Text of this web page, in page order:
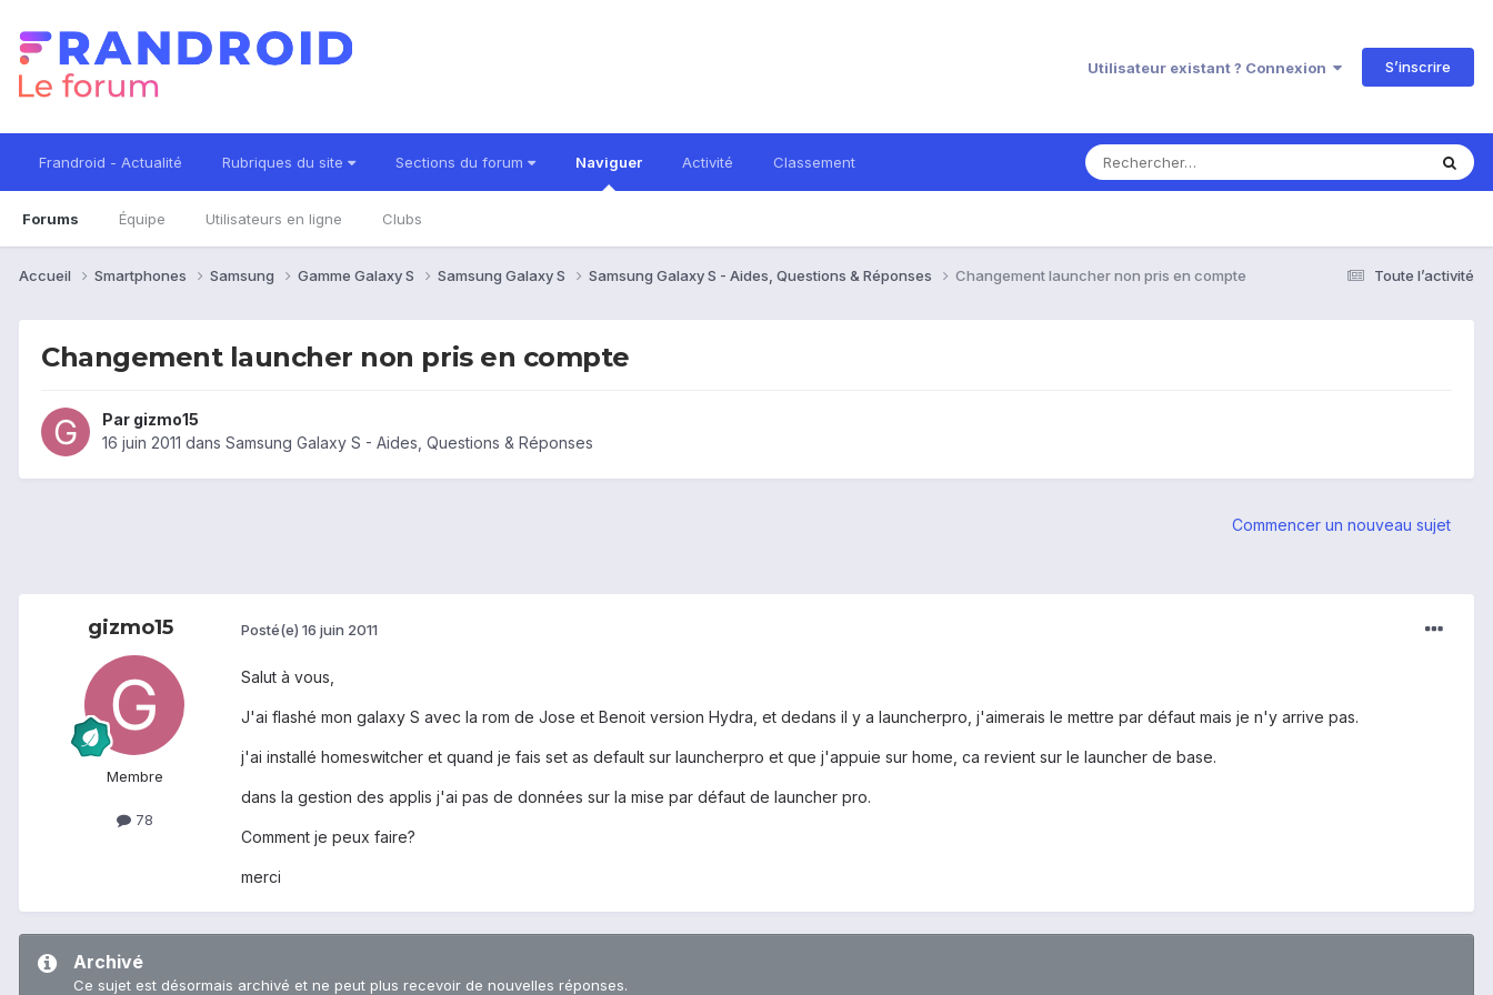
Utilisateur existant ? Connexion S’inscrire
Frandroid - Actualité Rubriques du site Sections du forum Naviguer
Forums Équipe Utilisateurs en ligne Clubs
Activité Classement
Toute l’activité
Accueil Smartphones Samsung Gamme Galaxy S Samsung Galaxy S Samsung Galaxy S - Aides, Questions & Réponses Changement launcher non pris en compte
Changement launcher non pris en compte
Par gizmo15
16 juin 2011 dans Samsung Galaxy S - Aides, Questions & Réponses
Commencer un nouveau sujet
gizmo15
Membre
78
Posté(e) 16 juin 2011
Salut à vous,
J'ai flashé mon galaxy S avec la rom de Jose et Benoit version Hydra, et dedans il y a launcherpro, j'aimerais le mettre par défaut mais je n'y arrive pas.
j'ai installé homeswitcher et quand je fais set as default sur launcherpro et que j'appuie sur home, ca revient sur le launcher de base.
dans la gestion des applis j'ai pas de données sur la mise par défaut de launcher pro.
Comment je peux faire?
merci
Archivé
Ce sujet est désormais archivé et ne peut plus recevoir de nouvelles réponses.